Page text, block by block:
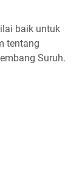
baik untuk
tentang
Suruh.